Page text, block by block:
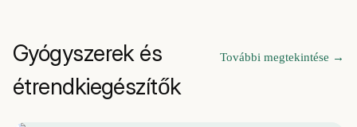
Gyógyszerek és
étrendkiegészítők
További megtekintése →